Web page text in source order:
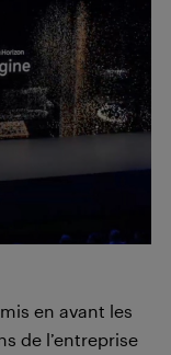
en avant les
de l’entreprise